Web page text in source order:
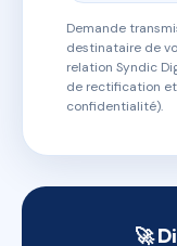
Demande
destinataire de
relation Syndic
de rectification
confidentialité).
🚀